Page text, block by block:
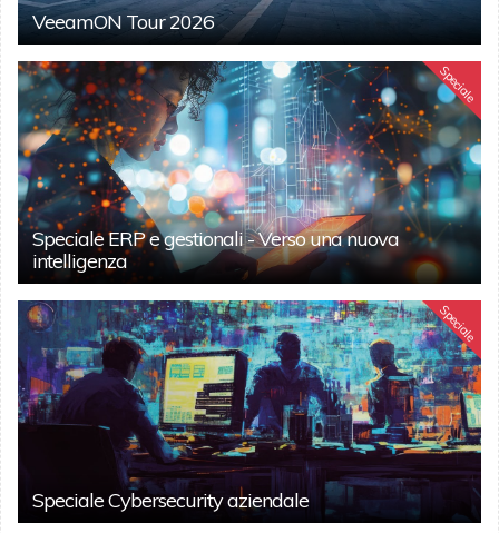
VeeamON Tour 2026
Speciale
Speciale ERP e gestionali - Verso una nuova
intelligenza
Speciale
Speciale Cybersecurity aziendale